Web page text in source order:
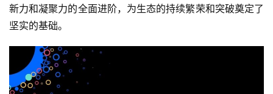
新力和凝聚力的全面进阶，为生态的持续繁荣和突破奠定了
坚实的基础。